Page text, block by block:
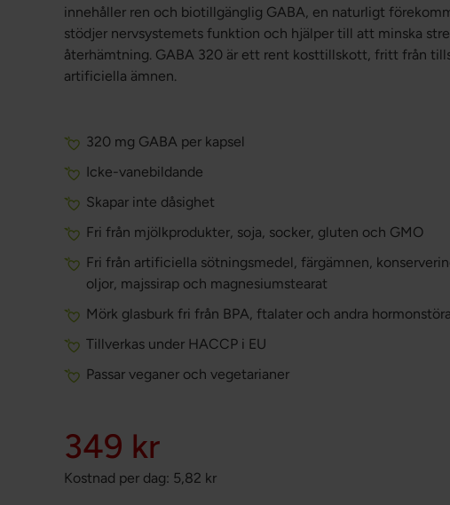
innehåller ren och biotillgänglig GABA, en naturligt
stödjer nervsystemets funktion och hjälper till att minska
återhämtning. GABA 320 är ett rent kosttillskott, fritt från
artificiella ämnen.
320 mg GABA per kapsel
Icke-vanebildande
Skapar inte dåsighet
Fri från mjölkprodukter, soja, socker, gluten och GMO
Fri från artificiella sötningsmedel, färgämnen,
oljor, majssirap och magnesiumstearat
Mörk glasburk fri från BPA, ftalater och andra
Tillverkas under HACCP i EU
Passar veganer och vegetarianer
349 kr
Kostnad per dag: 5,82 kr